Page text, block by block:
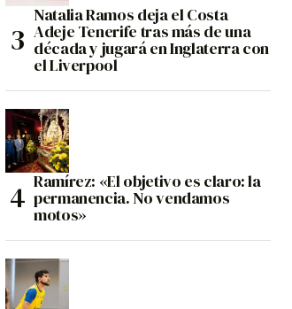
Natalia Ramos deja el Costa
Adeje Tenerife tras más de una
década y jugará en Inglaterra con
el Liverpool
Ramírez: «El objetivo es claro: la
permanencia. No vendamos
motos»